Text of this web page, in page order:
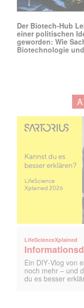
Der Biotech-Hub
einer politischen
geworden: Wie
Biotechnologie
LifeScienceXplained
Ein DIY‑Vlog von
noch mehr – und
du es besser